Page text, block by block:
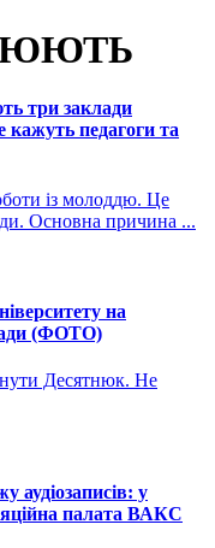
три заклади
кажуть педагоги та
із молоддю. Це
Основна причина ...
на
(ФОТО)
Десятнюк. Не
аудіозаписів: у
палата ВАКС